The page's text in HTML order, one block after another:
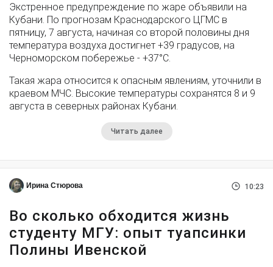
Экстренное предупреждение по жаре объявили на
Кубани. По прогнозам Краснодарского ЦГМС в
пятницу, 7 августа, начиная со второй половины дня
температура воздуха достигнет +39 градусов, на
Черноморском побережье - +37°­С.
Такая жара относится к опасным явлениям, уточнили в
краевом МЧС. Высокие температуры сохранятся 8 и 9
августа в северных районах Кубани.
Читать далее
Ирина Стюрова 10:23
Во сколько обходится жизнь
студенту МГУ: опыт туапсинки
Полины Ивенской